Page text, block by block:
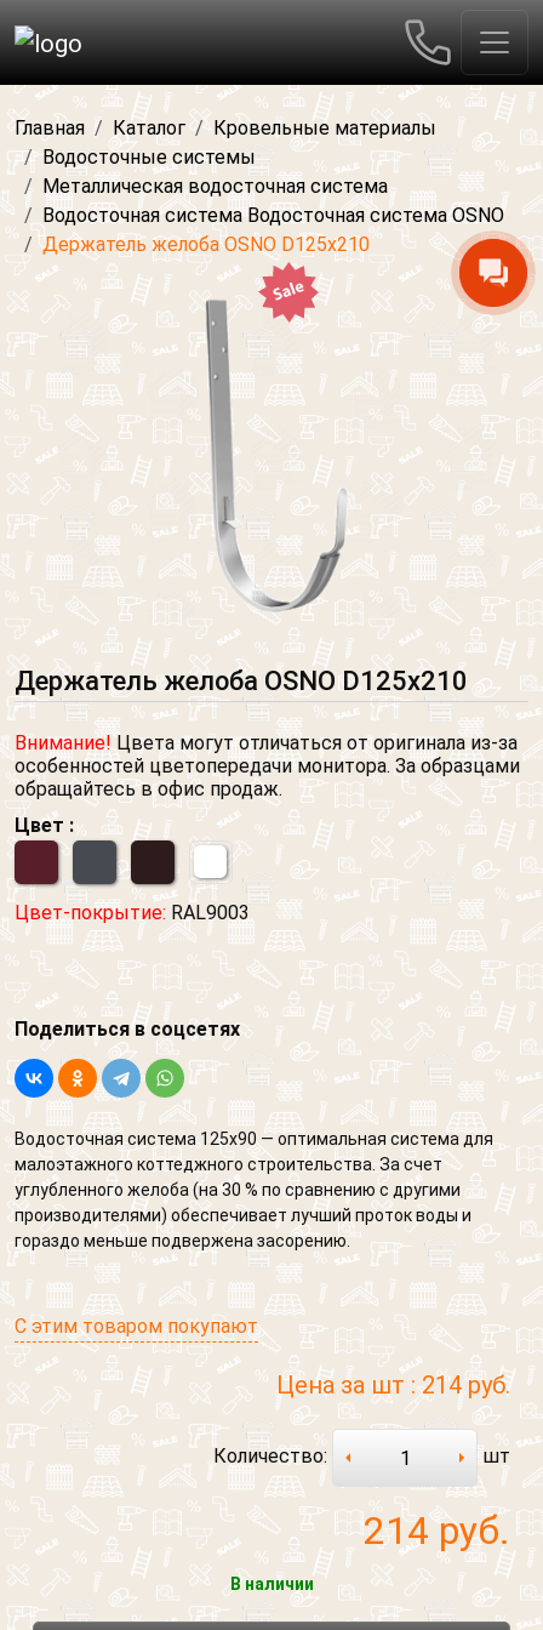
Главная Каталог
Кровельные материалы
Водосточные системы
Металлическая водосточная система
Водосточная система Водосточная система OSNO
Держатель желоба OSNO D125x210
Держатель желоба OSNO D125x210
Внимание! Цвета могут отличаться от оригинала из-за
особенностей цветопередачи монитора. За образцами
обращайтесь в офис продаж.
Цвет :
Цвет-покрытие: RAL9003
Поделиться в соцсетях
Водосточная система 125х90 — оптимальная система для
малоэтажного коттеджного строительства. За счет
углубленного желоба (на 30 % по сравнению с другими
производителями) обеспечивает лучший проток воды и
гораздо меньше подвержена засорению.
С этим товаром покупают
Цена за шт :214 руб.
Количество: шт
214 руб.
В наличии